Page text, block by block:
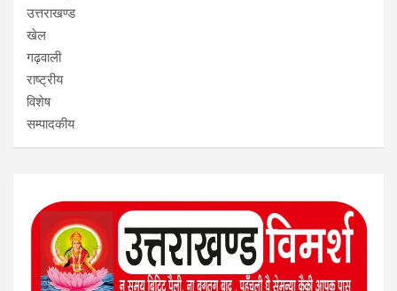
उत्तराखण्ड
खेल
गढ़वाली
राष्ट्रीय
विशेष
सम्पादकीय